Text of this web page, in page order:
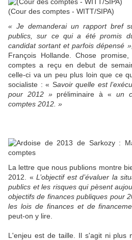
(Cour des comptes - WITT/SIPA)
« Je demanderai un rapport bref
publics, sur ce qui a été promis
candidat sortant et parfois dépensé »,
François Hollande. Chose
comptes a reçu en debut de
celle-ci va un peu plus loin que ce
socialiste : « Savoir quelle est
pour 2012 »préliminaire à « un
comptes 2012. »
La lettre que nous publions montre
2012. «L’objectif est d’évaluer la
publics et les risques qui pèsent
objectifs de finances publiques pour
les lois de finances et de
peut-on y lire.
L'enjeu est de taille. Il s'agit ni plus